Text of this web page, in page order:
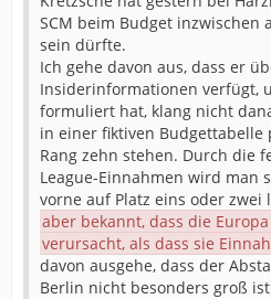
SCM beim Budget inzwischen
sein dürfte.
Ich gehe davon aus, dass er
Insiderinformationen verfügt,
formuliert hat, klang nicht
in einer fiktiven
Rang zehn stehen. Durch die
League-Einnahmen wird man
vorne auf Platz eins oder zwei
aber bekannt, dass die
verursacht, als dass sie
davon ausgehe, dass der
Berlin nicht besonders groß